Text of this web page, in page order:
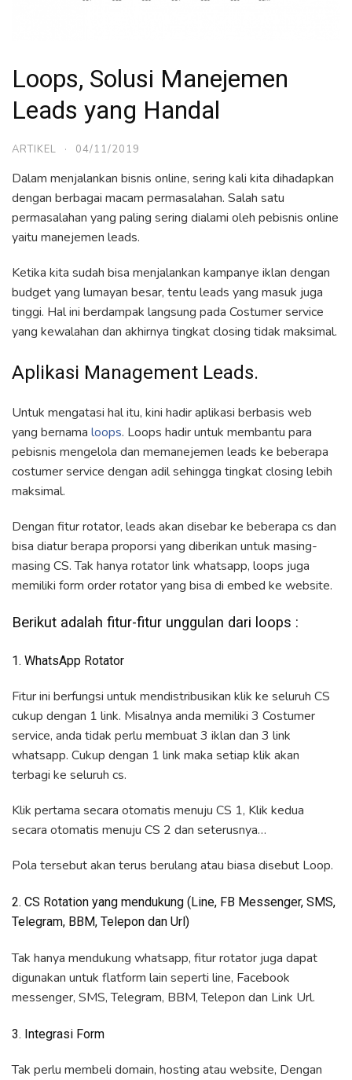
Loops, Solusi Manejemen
Leads yang Handal
ARTIKEL · 04/11/2019
Dalam menjalankan bisnis online, sering kali kita dihadapkan
dengan berbagai macam permasalahan. Salah satu
permasalahan yang paling sering dialami oleh pebisnis online
yaitu manejemen leads.
Ketika kita sudah bisa menjalankan kampanye iklan dengan
budget yang lumayan besar, tentu leads yang masuk juga
tinggi. Hal ini berdampak langsung pada Costumer service
yang kewalahan dan akhirnya tingkat closing tidak maksimal.
Aplikasi Management Leads.
Untuk mengatasi hal itu, kini hadir aplikasi berbasis web
yang bernama loops. Loops hadir untuk membantu para
pebisnis mengelola dan memanejemen leads ke beberapa
costumer service dengan adil sehingga tingkat closing lebih
maksimal.
Dengan fitur rotator, leads akan disebar ke beberapa cs dan
bisa diatur berapa proporsi yang diberikan untuk masing-
masing CS. Tak hanya rotator link whatsapp, loops juga
memiliki form order rotator yang bisa di embed ke website.
Berikut adalah fitur-fitur unggulan dari loops :
1. WhatsApp Rotator
Fitur ini berfungsi untuk mendistribusikan klik ke seluruh CS
cukup dengan 1 link. Misalnya anda memiliki 3 Costumer
service, anda tidak perlu membuat 3 iklan dan 3 link
whatsapp. Cukup dengan 1 link maka setiap klik akan
terbagi ke seluruh cs.
Klik pertama secara otomatis menuju CS 1, Klik kedua
secara otomatis menuju CS 2 dan seterusnya…
Pola tersebut akan terus berulang atau biasa disebut Loop.
2. CS Rotation yang mendukung (Line, FB Messenger, SMS,
Telegram, BBM, Telepon dan Url)
Tak hanya mendukung whatsapp, fitur rotator juga dapat
digunakan untuk flatform lain seperti line, Facebook
messenger, SMS, Telegram, BBM, Telepon dan Link Url.
3. Integrasi Form
Tak perlu membeli domain, hosting atau website, Dengan